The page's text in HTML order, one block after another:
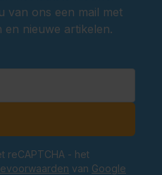
van ons een mail met
en nieuwe artikelen.
reCAPTCHA - het
van Google